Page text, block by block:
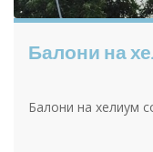
Балони на
Балони на хелиум